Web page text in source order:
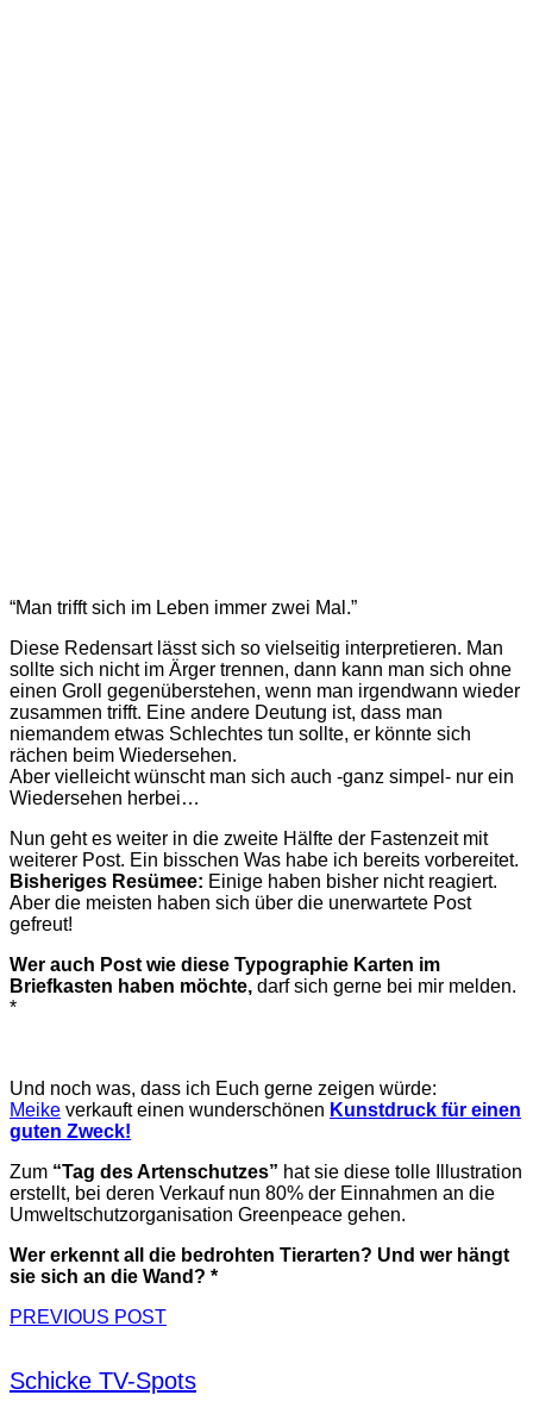
“Man trifft sich im Leben immer zwei Mal.”
Diese Redensart lässt sich so vielseitig interpretieren. Man
sollte sich nicht im Ärger trennen, dann kann man sich ohne
einen Groll gegenüberstehen, wenn man irgendwann wieder
zusammen trifft. Eine andere Deutung ist, dass man
niemandem etwas Schlechtes tun sollte, er könnte sich
rächen beim Wiedersehen.
Aber vielleicht wünscht man sich auch -ganz simpel- nur ein
Wiedersehen herbei…
Nun geht es weiter in die zweite Hälfte der Fastenzeit mit
weiterer Post. Ein bisschen Was habe ich bereits vorbereitet.
Bisheriges Resümee: Einige haben bisher nicht reagiert.
Aber die meisten haben sich über die unerwartete Post
gefreut!
Wer auch Post wie diese Typographie Karten im
Briefkasten haben möchte, darf sich gerne bei mir melden.
*
Und noch was, dass ich Euch gerne zeigen würde:
Meike verkauft einen wunderschönen Kunstdruck für einen
guten Zweck!
Zum “Tag des Artenschutzes” hat sie diese tolle Illustration
erstellt, bei deren Verkauf nun 80% der Einnahmen an die
Umweltschutzorganisation Greenpeace gehen.
Wer erkennt all die bedrohten Tierarten? Und wer hängt
sie sich an die Wand? *
PREVIOUS POST
Schicke TV-Spots